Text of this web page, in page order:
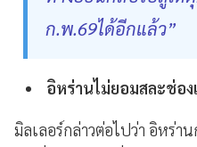
ก.พ.69ได้อีกแล้ว”
อิหร่านไม่ยอมสละช่อ
มิลเลอร์กล่าวต่อไปว่า อิหร่า